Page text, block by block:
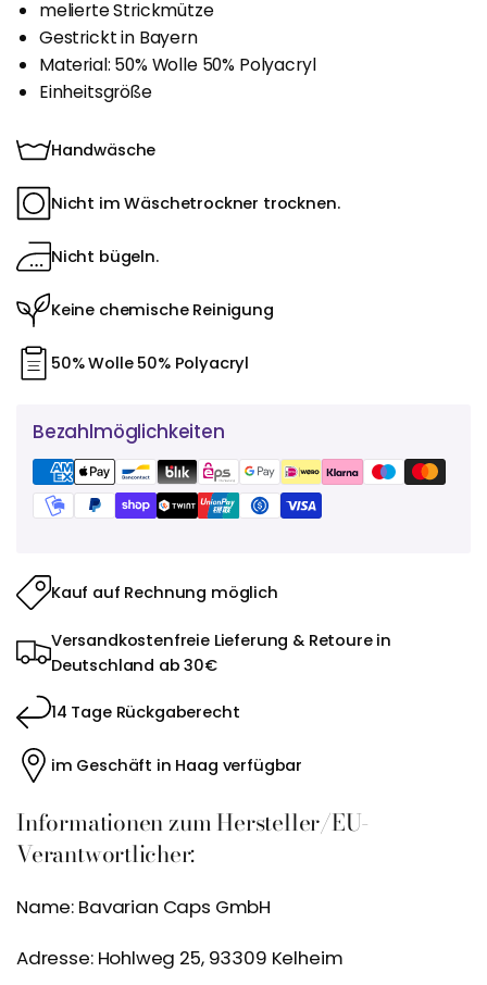
melierte Strickmütze
Gestrickt in Bayern
Material: 50% Wolle 50% Polyacryl
Einheitsgröße
Handwäsche
Nicht im Wäschetrockner trocknen.
Nicht bügeln.
Keine chemische Reinigung
50% Wolle 50% Polyacryl
Bezahlmöglichkeiten
Kauf auf Rechnung möglich
Versandkostenfreie Lieferung & Retoure in
Deutschland ab 30€
14 Tage Rückgaberecht
im Geschäft in Haag verfügbar
Informationen zum Hersteller/EU-
Verantwortlicher:
Name: Bavarian Caps GmbH
Adresse: Hohlweg 25, 93309 Kelheim